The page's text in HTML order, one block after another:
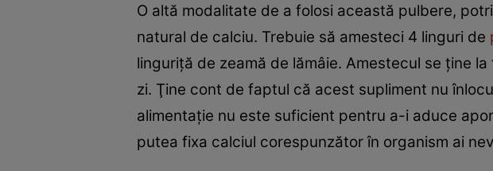
O altă modalitate de a folosi această pulbere,
natural de calciu. Trebuie să amesteci 4 linguri de
linguriţă de zeamă de lămâie. Amestecul se ţine
zi. Ţine cont de faptul că acest supliment nu
alimentaţie nu este suficient pentru a-i aduce
putea fixa calciul corespunzător în organism ai